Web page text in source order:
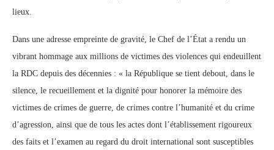
lieux.
Dans une adresse empreinte de gravité, le Chef de l’État a rendu un
vibrant hommage aux millions de victimes des violences qui endeuillent
la RDC depuis des décennies : « la République se tient debout, dans le
silence, le recueillement et la dignité pour honorer la mémoire des
victimes de crimes de guerre, de crimes contre l’humanité et du crime
d’agression, ainsi que de tous les actes dont l’établissement rigoureux
des faits et l’examen au regard du droit international sont susceptibles